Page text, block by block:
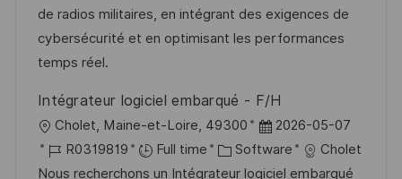
a
t
e
r
y
de radios militaires, en intégrant des exigences de
cybersécurité et en optimisant les performances
temps réel.
Intégrateur logiciel embarqué - F/H
L
o
c
Cholet, Maine-et-Loire, 49300
P
o
s
2026-05-07
J
o
R0319819 Full time
C
a
Software
Cholet
Nous recherchons un Intégrateur logiciel embarqué